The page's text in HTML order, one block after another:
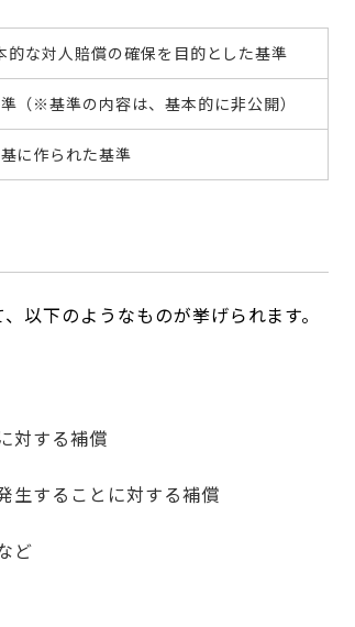
な対人賠償の確保を目的とした基準
（※基準の内容は、基本的に非公開）
に作られた基準
以下のようなものが挙げられます。
対する補償
生することに対する補償
ど